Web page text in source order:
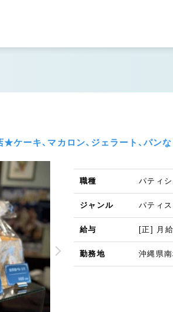
ーキ、マカロン、ジェラート、パン
職種 パティ
ジャンル パティス
給与 [正] 月
勤務地 沖縄県